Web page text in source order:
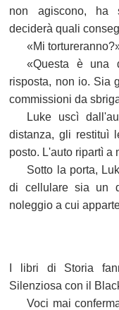
non agiscono, ha
deciderà quali
«Mi
«Questa è una
risposta, non io. Sia
commissioni da
Luke uscì
distanza, gli restituì
posto. L'auto ripartì a
Sotto la porta,
di cellulare sia un
noleggio a cui
I libri di Storia
Silenziosa con il
Voci mai